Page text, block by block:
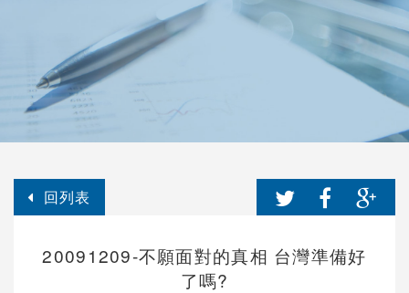
回列表
20091209-不願面對的真相 台灣準備好
了嗎?